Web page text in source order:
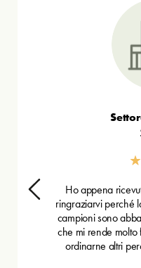
Ho appena
ringraziarvi perché
campioni sono
che mi rende
ordinarne altri